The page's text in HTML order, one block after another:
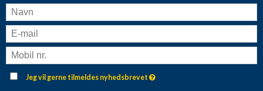
Jeg vil gerne tilmeldes nyhedsbrevet